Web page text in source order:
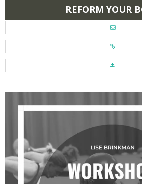
REFORM YOUR